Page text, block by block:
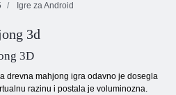
Igre za Android
3d
3D
drevna mahjong igra odavno je dosegla
razinu i postala je voluminozna.